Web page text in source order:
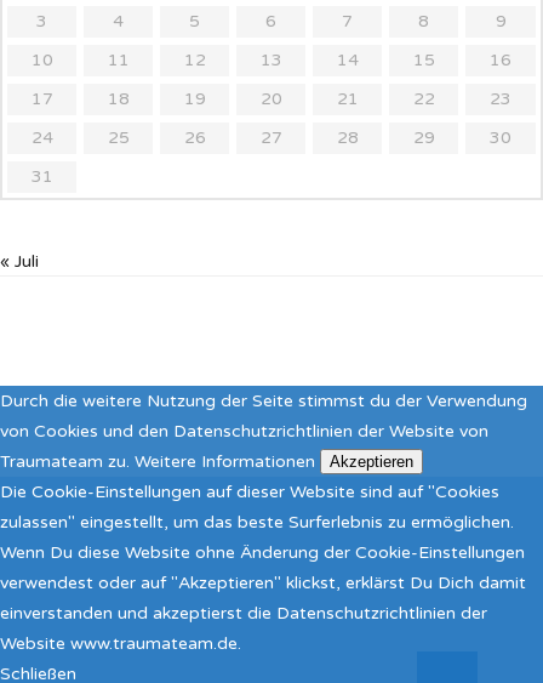
3
4 5 6 7 8
9
10
11 12 13 14 15
16
17
18 19 20 21 22
23
24
25 26 27 28 29
30
31
« Juli
Durch die weitere Nutzung der Seite stimmst du der Verwendung
von Cookies und den Datenschutzrichtlinien der Website von
Traumateam zu. Weitere Informationen Akzeptieren
Die Cookie-Einstellungen auf dieser Website sind auf "Cookies
zulassen" eingestellt, um das beste Surferlebnis zu ermöglichen.
Wenn Du diese Website ohne Änderung der Cookie-Einstellungen
verwendest oder auf "Akzeptieren" klickst, erklärst Du Dich damit
einverstanden und akzeptierst die Datenschutzrichtlinien der
Website www.traumateam.de.
Schließen